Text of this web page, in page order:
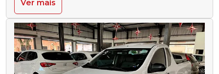
Ver mais